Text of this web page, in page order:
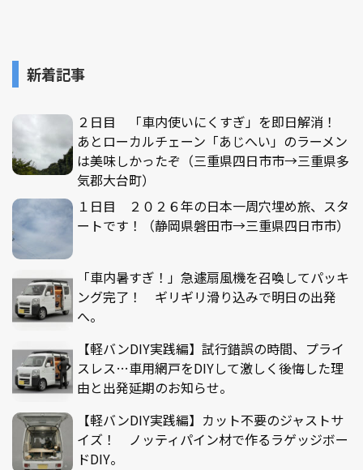
新着記事
２日目 「車内使いにくすぎ」を即日解消！
あとローカルチェーン「あじへい」のラーメン
は美味しかったぞ（三重県四日市市→三重県多
気郡大台町）
１日目 ２０２６年の日本一周穴埋め旅、スタ
ートです！（静岡県磐田市→三重県四日市市）
「車内暑すぎ！」急遽扇風機を召喚してパッキ
ング完了！ ギリギリ滑り込みで明日の出発
へ。
【軽バンDIY実践編】試行錯誤の時間、プライ
スレス…車用網戸をDIYして激しく後悔した理
由と出発延期のお知らせ。
【軽バンDIY実践編】カット不要のジャストサ
イズ！ ノッティパイン材で作るラゲッジボー
ドDIY。